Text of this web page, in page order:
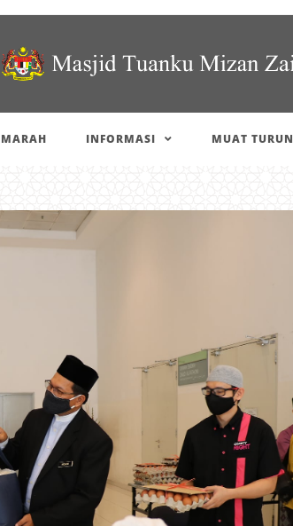
INFORMASI MUAT TURUN